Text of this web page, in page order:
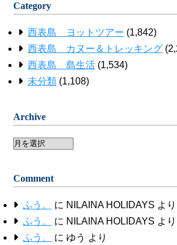
Category
西表島 ヨットツアー (1,842)
西表島 カヌー＆トレッキング
西表島 島生活 (1,534)
未分類 (1,108)
Archive
Archive
Comment
ふう。 に NILAINA HOLIDAYS より
ふう。
に NILAINA HOLIDAYS より
ふう。
に ゆう より